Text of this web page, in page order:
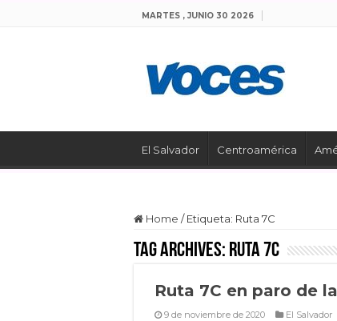
MARTES , JUNIO 30 2026
El Salvador Centroamérica
Home / Etiqueta: Ruta 7C
Tag Archives: Ruta 7C
Ruta 7C en paro de
9 de noviembre de 2020 El Salvador